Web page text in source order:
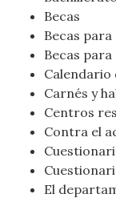
Becas
Becas
Becas
Calendario
Carnés y
Centros
Contra el
El